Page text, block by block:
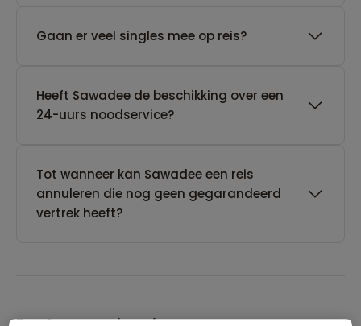
Gaan er veel singles mee op reis?
Heeft Sawadee de beschikking over een
24-uurs noodservice?
Tot wanneer kan Sawadee een reis
annuleren die nog geen gegarandeerd
vertrek heeft?